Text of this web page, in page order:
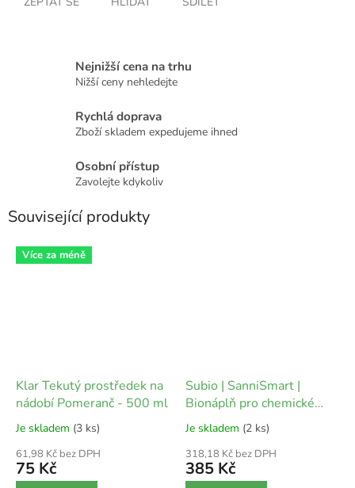
Nejnižší cena na trhu
Nižší ceny nehledejte
Rychlá doprava
Zboží skladem expedujeme ihned
Osobní přístup
Zavolejte kdykoliv
Související produkty
Více za méně
Klar Tekutý prostředek na
nádobí Pomeranč - 500 ml
Je skladem (3 ks)
61,98 Kč bez DPH
75 Kč
Subio | SanniSmart |
Bionáplň pro chemické
toalety 3v1
Je skladem (2 ks)
318,18 Kč bez DPH
385 Kč